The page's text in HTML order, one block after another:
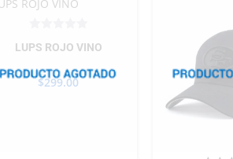
LUPS ROJO VINO
$299.00